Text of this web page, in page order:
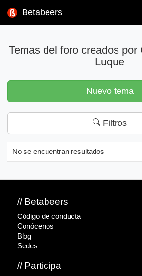
Betabeers
Temas del foro creados por
Luque
Nuevo tema
Filtros
No se encuentran resultados
// Betabeers
Código de conducta
Conócenos
Blog
Sedes
// Participa